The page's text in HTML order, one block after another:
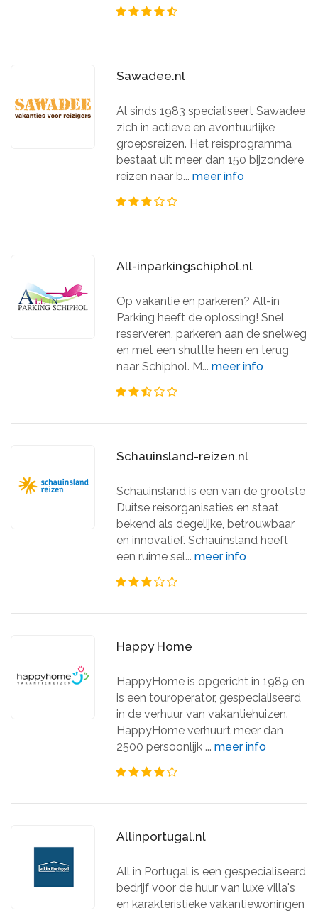
Sawadee.nl
Al sinds 1983 specialiseert Sawadee
zich in actieve en avontuurlijke
groepsreizen. Het reisprogramma
bestaat uit meer dan 150 bijzondere
reizen naar b...meer info
All-inparkingschiphol.nl
Op vakantie en parkeren? All-in
Parking heeft de oplossing! Snel
reserveren, parkeren aan de snelweg
en met een shuttle heen en terug
naar Schiphol. M...meer info
Schauinsland-reizen.nl
Schauinsland is een van de grootste
Duitse reisorganisaties en staat
bekend als degelijke, betrouwbaar
en innovatief. Schauinsland heeft
een ruime sel...meer info
Happy Home
HappyHome is opgericht in 1989 en
is een touroperator, gespecialiseerd
in de verhuur van vakantiehuizen.
HappyHome verhuurt meer dan
2500 persoonlijk ...meer info
Allinportugal.nl
All in Portugal is een gespecialiseerd
bedrijf voor de huur van luxe villa's
en karakteristieke vakantiewoningen